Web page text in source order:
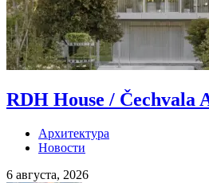
RDH House / Čechvala
Архитектура
Новости
6 августа, 2026